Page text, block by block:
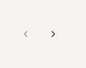
PreviousNext